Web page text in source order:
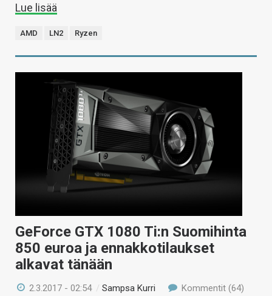
Lue lisää
AMD LN2 Ryzen
GeForce GTX 1080 Ti:n Suomihinta
850 euroa ja ennakkotilaukset
alkavat tänään
2.3.2017 - 02:54 /Sampsa Kurri Kommentit (64)